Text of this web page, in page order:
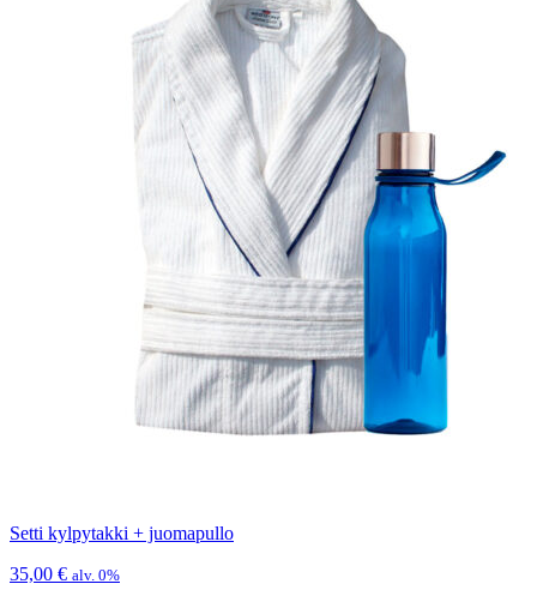
Setti kylpytakki + juomapullo
35,00 € alv. 0%